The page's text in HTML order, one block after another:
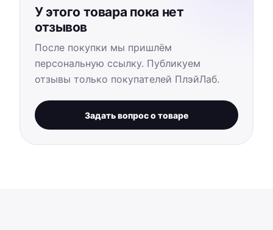
У этого товара пока нет
отзывов
После покупки мы пришлём
персональную ссылку. Публикуем
отзывы только покупателей ПлэйЛаб.
Задать вопрос о товаре